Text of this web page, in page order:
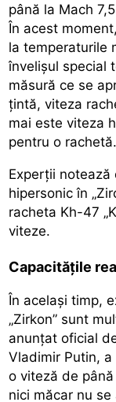
până la Mach
În acest
la temperaturile
învelișul special
măsură ce se
țintă, viteza
mai este viteza
pentru o rachetă.
Experții notează
hipersonic în
racheta Kh-47
viteze.
Capacitățile
În același timp,
„Zirkon” sunt
anunțat oficial
Vladimir Putin,
o viteză de
nici măcar nu